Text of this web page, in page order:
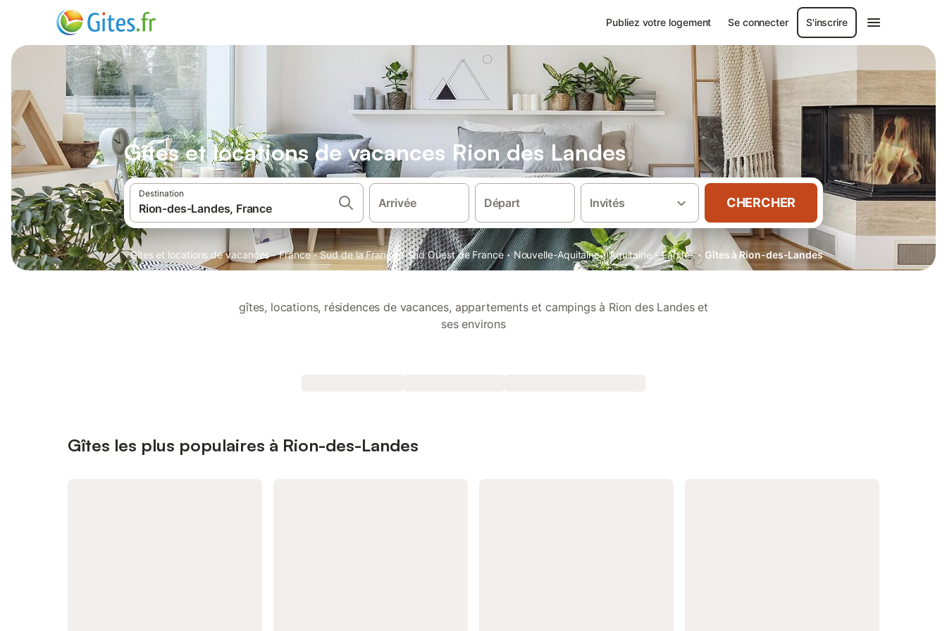
Publiez votre logement Se connecter S'inscrire
Gîtes et locations de vacances Rion des Landes
Destination
Arrivée Départ Invités CHERCHER
Gîtes et locations de vacances · France · Sud de la France · Sud Ouest de France · Nouvelle-Aquitaine · Aquitaine · Landes · Gîtes à Rion-des-Landes
gîtes, locations, résidences de vacances, appartements et campings à Rion des Landes et
ses environs
Gîtes les plus populaires à Rion-des-Landes